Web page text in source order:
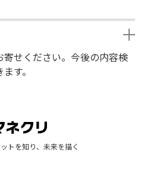
せください。今後の内容検
す。
トを知り、未来を描く